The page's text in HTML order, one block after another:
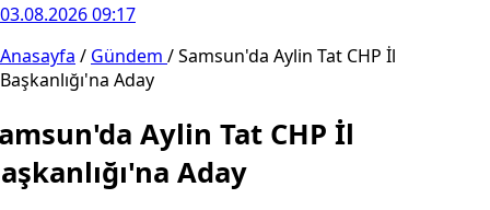
03.08.2026 09:17
Anasayfa / Gündem /Samsun'da Aylin Tat CHP İl
Başkanlığı'na Aday
Aylin Tat CHP İl
Aday